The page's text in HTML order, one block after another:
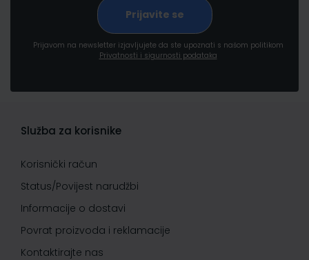
Prijavom na newsletter izjavljujete da ste upoznati s našom politikom
Privatnosti i sigurnosti podataka
Služba za korisnike
Korisnički račun
Status/Povijest narudžbi
Informacije o dostavi
Povrat proizvoda i reklamacije
Kontaktirajte nas